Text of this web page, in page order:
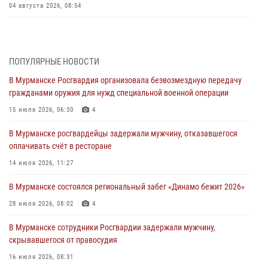
04 августа 2026, 08:54
03 августа 2026, 12:23 4
Сотрудники вневедомственной охраны Росгвардии пресекли
хулиганские действия дебошира на автозаправочной станции
города Кандалакши
Сотрудники Росгвардии провели инструктаж по
антитеррористической защищенности для членов избирательных
31 июля 2026, 08:48 3
ресторане
30 июля 2026, 14:09
ПОПУЛЯРНЫЕ НОВОСТИ
В Мурманске Росгвардия организовала безвозмездную передачу
гражданами оружия для нужд специальной военной операции
15 июля 2026, 06:30 4
В Мурманске росгвардейцы задержали мужчину, отказавшегося
оплачивать счёт в ресторане
14 июля 2026, 11:27
В Мурманске состоялся региональный забег «Динамо бежит 2026»
28 июля 2026, 08:02 4
В Мурманске сотрудники Росгвардии задержали мужчину,
скрывавшегося от правосудия
16 июля 2026, 08:31